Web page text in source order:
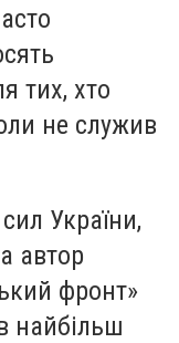
тих, хто
не служив
України,
автор
фронт»
найбільш